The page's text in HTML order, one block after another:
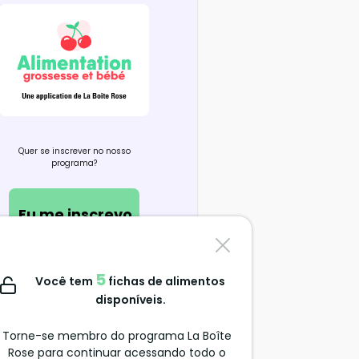
Quer se inscrever no nosso
programa?
Eu me inscrevo
Contate-nos
support@alimentation-
Você tem 5 fichas de alimentos
disponíveis.
Torne-se membro do programa La Boîte
Rose para continuar acessando todo o